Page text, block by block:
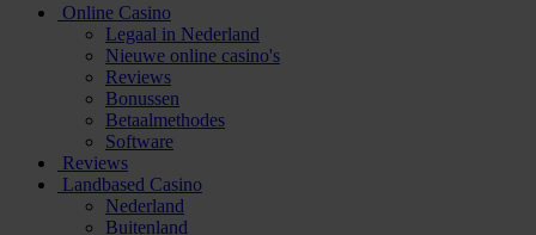
Online Casino
Legaal in Nederland
Nieuwe online casino's
Reviews
Bonussen
Betaalmethodes
Software
Reviews
Landbased Casino
Nederland
Buitenland